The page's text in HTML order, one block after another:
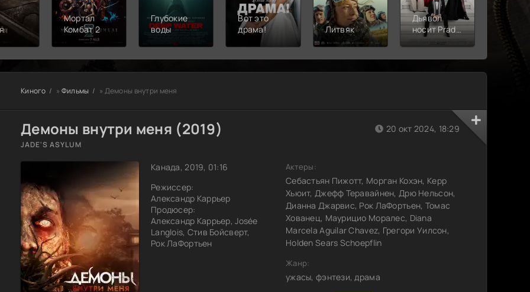
Мортал
Комбат 2
Глубокие
воды
Вот это
драма!
Литвяк
Дьявол
носит Prada
2
Киного » Фильмы » Демоны внутри меня
Демоны внутри меня (2019)
JADE'S ASYLUM
Канада, 2019, 01:16
Режиссер:
Александр Каррьер
Продюсер:
Александр Каррьер, Josée
Langlois, Стив Бойсверт,
Рок ЛаФортьен
20 окт 2024, 18:29
Актеры:
Себастьян Пижотт, Морган Кохэн, Керр
Хьюит, Джефф Теравайнен, Дрю Нельсон,
Дианна Джарвис, Рок ЛаФортьен, Томас
Хованец, Маурицио Моралес, Diana
Marcela Aguilar Chavez, Грегори Уилсон,
Holden Sears Schoepflin
Жанр:
ужасы, фэнтези, драма